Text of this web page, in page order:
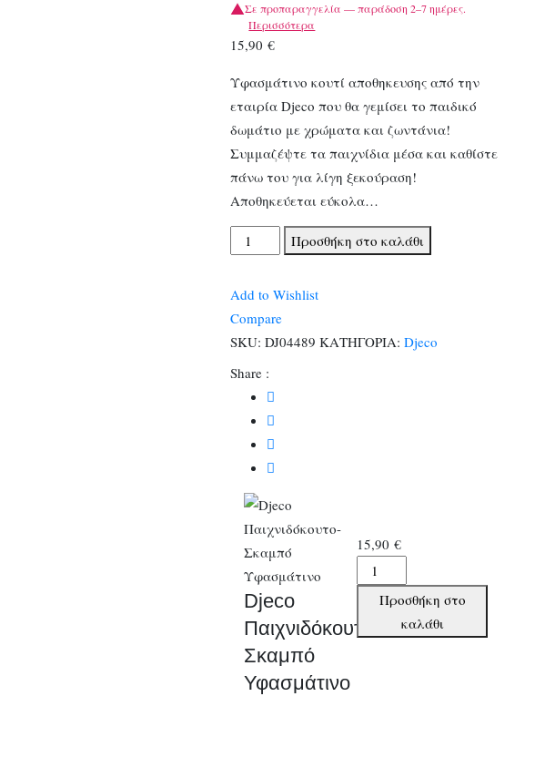
Σε προπαραγγελία — παράδοση 2–7 ημέρες.
Περισσότερα
15,90€
Υφασμάτινο κουτί αποθηκευσης από την
εταιρία Djeco που θα γεμίσει το παιδικό
δωμάτιο με χρώματα και ζωντάνια!
Συμμαζέψτε τα παιχνίδια μέσα και καθίστε
πάνω του για λίγη ξεκούραση!
Αποθηκεύεται εύκολα…
Djeco
Παιχνιδόκουτο-
ποσότητα
Προσθήκη στο καλάθι
Add to Wishlist
Compare
SKU: DJ04489 ΚΑΤΗΓΟΡΙΑ: Djeco
Share :
Djeco
Παιχνιδόκουτο-
Σκαμπό
Υφασμάτινο
15,90€
Djeco
Παιχνιδόκουτο-
Σκαμπό
Υφασμάτινο
Προσθήκη στο
καλάθι